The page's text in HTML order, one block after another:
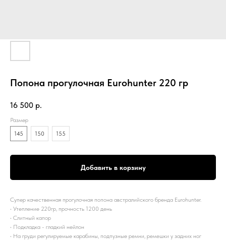
Попона прогулочная Eurohunter 220 гр
16 500 р.
Размер
145
150 155
Добавить в корзину
Супер качественная прогулочная попона австралийского бренда Eurohunter.
· Утепление 220гр, прочность 1200 день
· Слитный капор
· Подкладка - гладкий нейлон
· На груди регулируемые карабины, подпузные ремни, ремешки у задних ног